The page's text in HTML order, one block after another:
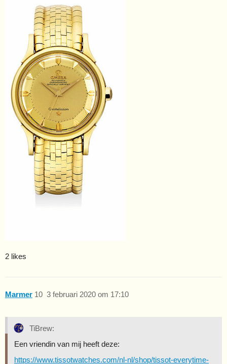
2 likes
Marmer 3 februari 2020 om 17:10
10
TiBrew:
Een vriendin van mij heeft deze:
https://www.tissotwatches.com/nl-nl/shop/tissot-everytime-